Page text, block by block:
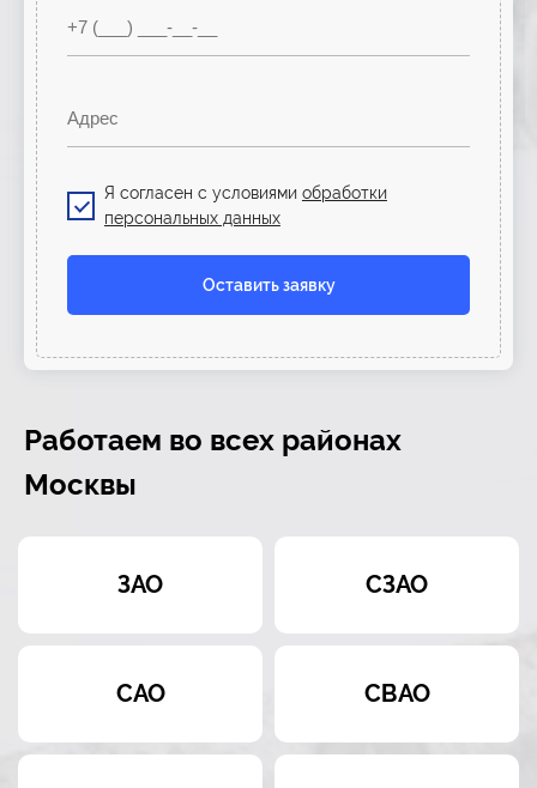
Я согласен с условиями обработки
персональных данных
Оставить заявку
Работаем во всех районах
Москвы
ЗАО СЗАО
САО СВАО